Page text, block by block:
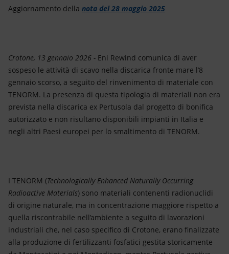
Aggiornamento della nota del 28 maggio 2025
Crotone, 13 gennaio 2026 - Eni Rewind comunica di aver
sospeso le attività di scavo nella discarica fronte mare l’8
gennaio scorso, a seguito del rinvenimento di materiale con
TENORM. La presenza di questa tipologia di materiali non era
prevista nella discarica ex Pertusola dal progetto di bonifica
autorizzato e non risultano disponibili impianti in Italia e
negli altri Paesi europei per lo smaltimento di TENORM.
I TENORM (Technologically Enhanced Naturally Occurring
Radioactive Materials) sono materiali contenenti radionuclidi
di origine naturale, ma in concentrazione maggiore rispetto a
quella riscontrabile nell’ambiente a seguito di lavorazioni
industriali che, nel caso specifico di Crotone, erano finalizzate
alla produzione di fertilizzanti fosfatici gestita storicamente